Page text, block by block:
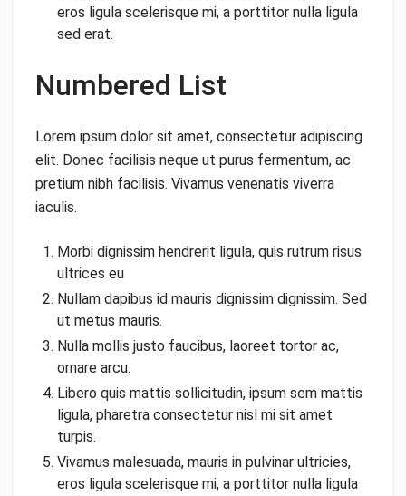
eros ligula scelerisque mi, a porttitor nulla ligula
sed erat.
Numbered List
Lorem ipsum dolor sit amet, consectetur adipiscing
elit. Donec facilisis neque ut purus fermentum, ac
pretium nibh facilisis. Vivamus venenatis viverra
iaculis.
Morbi dignissim hendrerit ligula, quis rutrum risus
ultrices eu
Nullam dapibus id mauris dignissim dignissim. Sed
ut metus mauris.
Nulla mollis justo faucibus, laoreet tortor ac,
ornare arcu.
Libero quis mattis sollicitudin, ipsum sem mattis
ligula, pharetra consectetur nisl mi sit amet
turpis.
Vivamus malesuada, mauris in pulvinar ultricies,
eros ligula scelerisque mi, a porttitor nulla ligula